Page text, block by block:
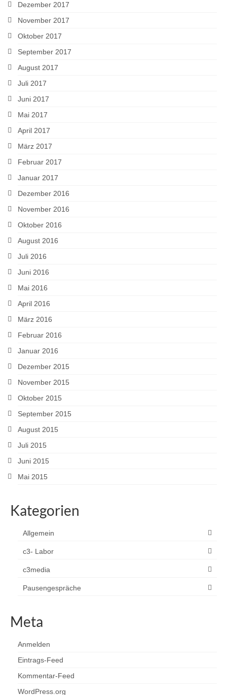
Dezember 2017
November 2017
Oktober 2017
September 2017
August 2017
Juli 2017
Juni 2017
Mai 2017
April 2017
März 2017
Februar 2017
Januar 2017
Dezember 2016
November 2016
Oktober 2016
August 2016
Juli 2016
Juni 2016
Mai 2016
April 2016
März 2016
Februar 2016
Januar 2016
Dezember 2015
November 2015
Oktober 2015
September 2015
August 2015
Juli 2015
Juni 2015
Mai 2015
Kategorien
Allgemein
c3- Labor
c3media
Pausengespräche
Meta
Anmelden
Eintrags-Feed
Kommentar-Feed
WordPress.org